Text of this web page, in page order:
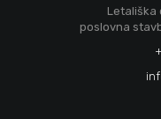
Letališka
poslovna